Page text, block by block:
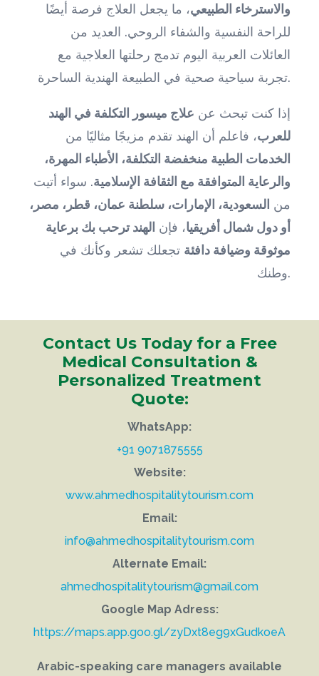
والاسترخاء الطبيعي، ما يجعل العلاج فرصة أيضًا
للراحة النفسية والشفاء الروحي. العديد من
العائلات العربية اليوم تدمج رحلتها العلاجية مع
تجربة سياحية صحية في الطبيعة الهندية الساحرة.
إذا كنت تبحث عن علاج ميسور التكلفة في الهند
للعرب، فاعلم أن الهند تقدم مزيجًا مثاليًا من
الخدمات الطبية منخفضة التكلفة، الأطباء المهرة،
والرعاية المتوافقة مع الثقافة الإسلامية. سواء أتيت
من السعودية، الإمارات، سلطنة عمان، قطر، مصر،
أو دول شمال أفريقيا، فإن الهند ترحب بك برعاية
موثوقة وضيافة دافئة تجعلك تشعر وكأنك في
وطنك.
Contact Us Today for a Free
Medical Consultation &
Personalized Treatment
Quote:
WhatsApp:
+91 9071875555
Website:
www.ahmedhospitalitytourism.com
Email:
info@ahmedhospitalitytourism.com
Alternate Email:
ahmedhospitalitytourism@gmail.com
Google Map Adress:
https://maps.app.goo.gl/zyDxt8eg9xGudkoeA
Arabic-speaking care managers available